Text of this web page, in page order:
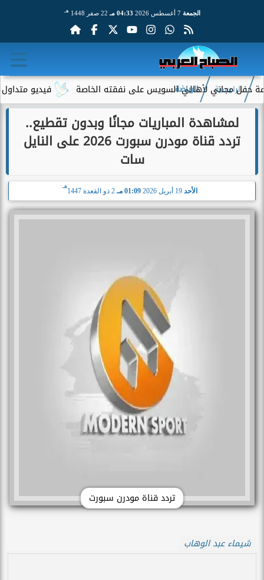
الجمعة 7 أغسطس 2026 04:33 مـ 22 صفر 1448 هـ
فيديو متداول مجاني لأهالي السويس على نفقته الخاصة
الرئيسية الرياضة
لمشاهدة المباريات مجانًا وبدون تقطيع..
تردد قناة مودرن سبورت 2026 على النايل
سات
الأحد 19 أبريل 2026 01:09 مـ 2 ذو القعدة 1447
هـ
تردد قناة مودرن سبورت
شيماء عبد الوهاب